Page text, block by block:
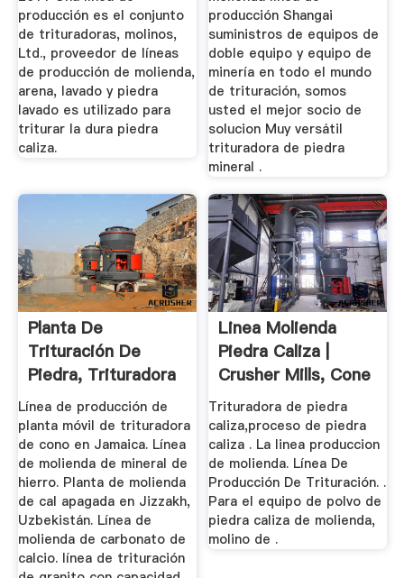
producción es el conjunto
de trituradoras, molinos,
Ltd., proveedor de líneas
de producción de molienda,
arena, lavado y piedra
lavado es utilizado para
triturar la dura piedra
caliza.
producción Shangai
suministros de equipos de
doble equipo y equipo de
minería en todo el mundo
de trituración, somos
usted el mejor socio de
solucion Muy versátil
trituradora de piedra
mineral .
Planta De
Trituración De
Piedra, Trituradora
De Mandíbulas ...
Línea de producción de
planta móvil de trituradora
de cono en Jamaica. Línea
de molienda de mineral de
hierro. Planta de molienda
de cal apagada en Jizzakh,
Uzbekistán. Línea de
molienda de carbonato de
calcio. línea de trituración
Linea Molienda
Piedra Caliza |
Crusher Mills, Cone
Crusher ...
Trituradora de piedra
caliza,proceso de piedra
caliza . La linea produccion
de molienda. Línea De
Producción De Trituración. .
Para el equipo de polvo de
piedra caliza de molienda,
molino de .